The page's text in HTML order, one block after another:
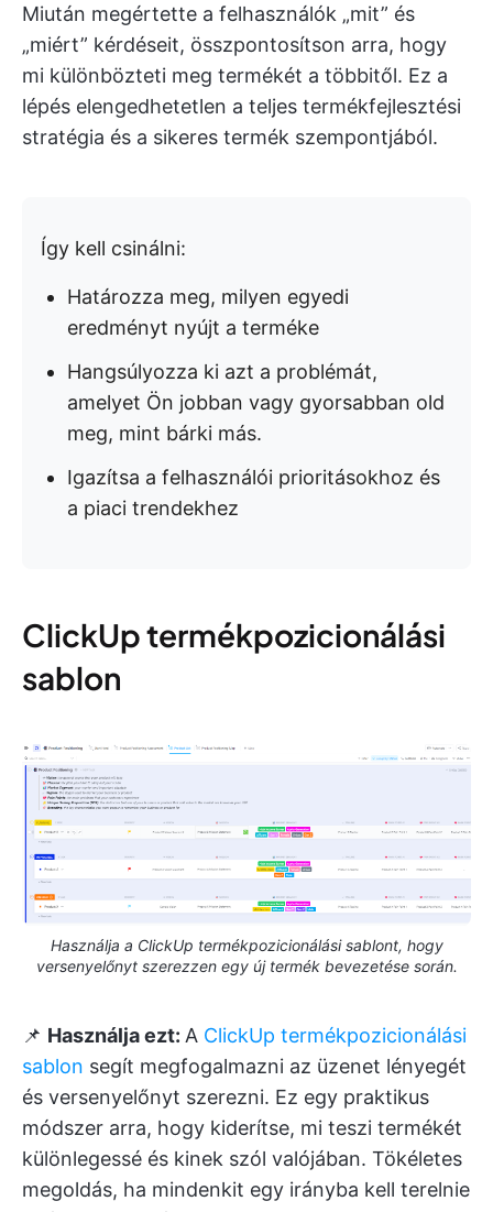
Miután megértette a felhasználók „mit” és
„miért” kérdéseit, összpontosítson arra, hogy
mi különbözteti meg termékét a többitől. Ez a
lépés elengedhetetlen a teljes termékfejlesztési
stratégia és a sikeres termék szempontjából.
Így kell csinálni:
Határozza meg, milyen egyedi
eredményt nyújt a terméke
Hangsúlyozza ki azt a problémát,
amelyet Ön jobban vagy gyorsabban old
meg, mint bárki más.
Igazítsa a felhasználói prioritásokhoz és
a piaci trendekhez
ClickUp termékpozicionálási
sablon
Használja a ClickUp termékpozicionálási sablont, hogy
versenyelőnyt szerezzen egy új termék bevezetése során.
📌 Használja ezt: A ClickUp termékpozicionálási
sablon segít megfogalmazni az üzenet lényegét
és versenyelőnyt szerezni. Ez egy praktikus
módszer arra, hogy kiderítse, mi teszi termékét
különlegessé és kinek szól valójában. Tökéletes
megoldás, ha mindenkit egy irányba kell terelnie